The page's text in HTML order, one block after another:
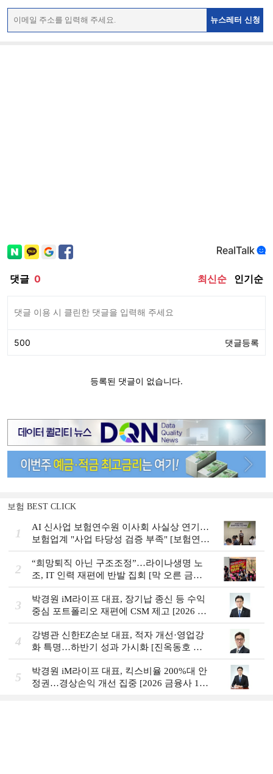
뉴스레터 신청
보험 BEST CLICK
1
AI 신사업 보험연수원 이사회 사실상 연기…
보험업계 "사업 타당성 검증 부족" [보험연수
원 AI사업 논란]
2
“희망퇴직 아닌 구조조정”…라이나생명 노
조, IT 인력 재편에 반발 집회 [막 오른 금융
권 하투(夏鬪)]
3
박경원 iM라이프 대표, 장기납 종신 등 수익
중심 포트폴리오 재편에 CSM 제고 [2026 금
융사 상반기 실적]
4
강병관 신한EZ손보 대표, 적자 개선·영업강
화 특명…하반기 성과 가시화 [진옥동호 신
한금융, 부스트업 점검]
5
박경원 iM라이프 대표, 킥스비율 200%대 안
정권…경상손익 개선 집중 [2026 금융사 1분